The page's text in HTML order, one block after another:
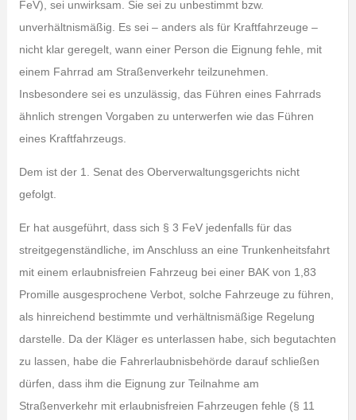
FeV), sei unwirksam. Sie sei zu unbestimmt bzw.
unverhältnismäßig. Es sei – anders als für Kraftfahrzeuge –
nicht klar geregelt, wann einer Person die Eignung fehle, mit
einem Fahrrad am Straßenverkehr teilzunehmen.
Insbesondere sei es unzulässig, das Führen eines Fahrrads
ähnlich strengen Vorgaben zu unterwerfen wie das Führen
eines Kraftfahrzeugs.
Dem ist der 1. Senat des Oberverwaltungsgerichts nicht
gefolgt.
Er hat ausgeführt, dass sich § 3 FeV jedenfalls für das
streitgegenständliche, im Anschluss an eine Trunkenheitsfahrt
mit einem erlaubnisfreien Fahrzeug bei einer BAK von 1,83
Promille ausgesprochene Verbot, solche Fahrzeuge zu führen,
als hinreichend bestimmte und verhältnismäßige Regelung
darstelle. Da der Kläger es unterlassen habe, sich begutachten
zu lassen, habe die Fahrerlaubnisbehörde darauf schließen
dürfen, dass ihm die Eignung zur Teilnahme am
Straßenverkehr mit erlaubnisfreien Fahrzeugen fehle (§ 11